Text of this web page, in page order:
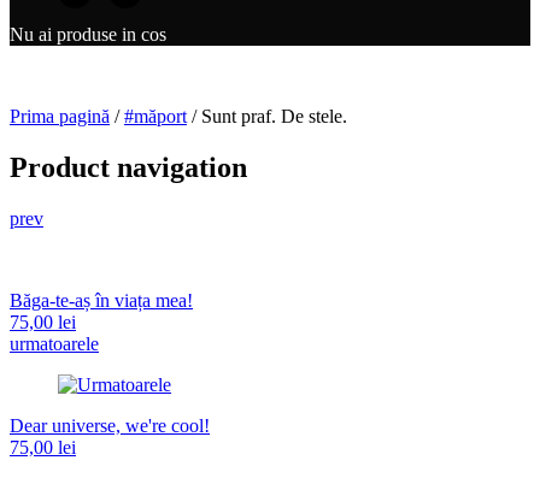
Nu ai produse in cos
Prima pagină /#măport / Sunt praf. De stele.
Product navigation
prev
Băga-te-aș în viața mea!
75,00 lei
urmatoarele
Dear universe, we're cool!
75,00 lei